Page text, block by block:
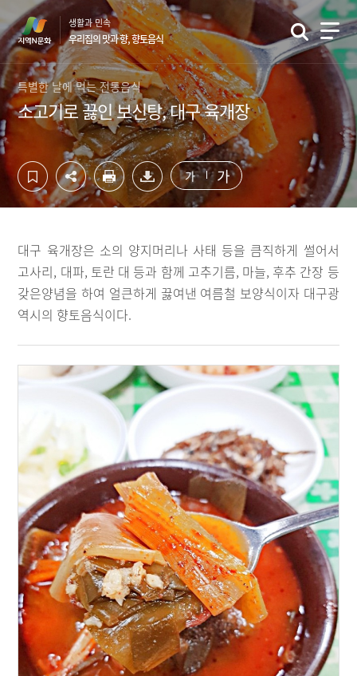
텐
츠
영
역
바
로
가
기
단
영
역
바
로
가
기
생활과 민속
우리집의 맛과 향, 향토음식
특별한 날에 먹는 전통음식
소고기로 끓인 보신탕, 대구 육개장
가 가
대구 육개장은 소의 양지머리나 사태 등을 큼직하게 썰어서
고사리, 대파, 토란 대 등과 함께 고추기름, 마늘, 후추 간장 등
갖은양념을 하여 얼큰하게 끓여낸 여름철 보양식이자 대구광
역시의 향토음식이다.